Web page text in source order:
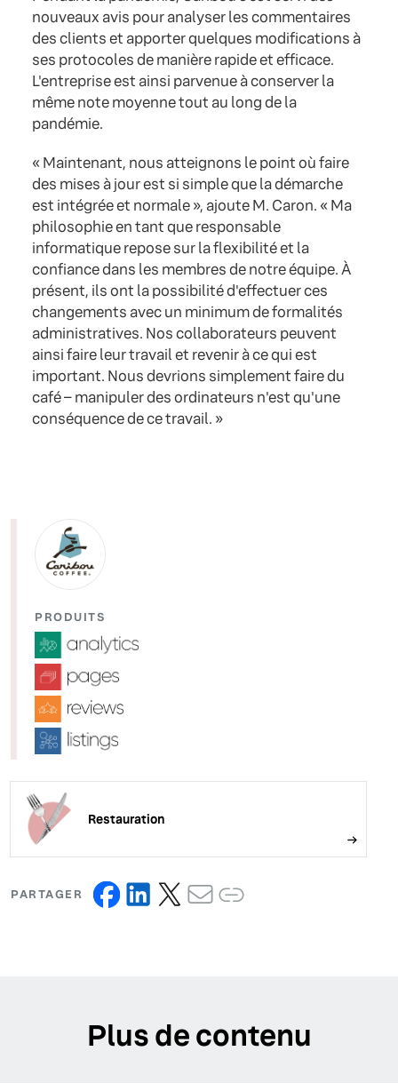
nouveaux avis pour analyser les commentaires
des clients et apporter quelques modifications à
ses protocoles de manière rapide et efficace.
L'entreprise est ainsi parvenue à conserver la
même note moyenne tout au long de la
pandémie.
« Maintenant, nous atteignons le point où faire
des mises à jour est si simple que la démarche
est intégrée et normale », ajoute M. Caron. « Ma
philosophie en tant que responsable
informatique repose sur la flexibilité et la
confiance dans les membres de notre équipe. À
présent, ils ont la possibilité d'effectuer ces
changements avec un minimum de formalités
administratives. Nos collaborateurs peuvent
ainsi faire leur travail et revenir à ce qui est
important. Nous devrions simplement faire du
café – manipuler des ordinateurs n'est qu'une
conséquence de ce travail. »
PRODUITS
Restauration
PARTAGER
Plus de contenu